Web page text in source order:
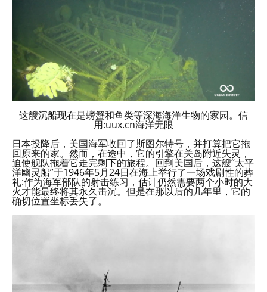
这艘沉船现在是螃蟹和鱼类等深海海洋生物的家园。信
用:uux.cn海洋无限
日本投降后，美国海军收回了斯图尔特号，并打算把它拖
回原来的家。然而，在途中，它的引擎在关岛附近失灵，
迫使舰队拖着它走完剩下的旅程。回到美国后，这艘“太平
洋幽灵船”于1946年5月24日在海上举行了一场戏剧性的葬
礼:作为海军部队的射击练习，估计仍然需要两个小时的大
火才能最终将其永久击沉。但是在那以后的几年里，它的
确切位置坐标丢失了。